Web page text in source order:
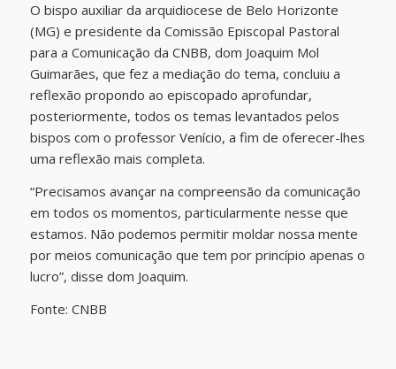
O bispo auxiliar da arquidiocese de Belo Horizonte
(MG) e presidente da Comissão Episcopal Pastoral
para a Comunicação da CNBB, dom Joaquim Mol
Guimarães, que fez a mediação do tema, concluiu a
reflexão propondo ao episcopado aprofundar,
posteriormente, todos os temas levantados pelos
bispos com o professor Venício, a fim de oferecer-lhes
uma reflexão mais completa.
“Precisamos avançar na compreensão da comunicação
em todos os momentos, particularmente nesse que
estamos. Não podemos permitir moldar nossa mente
por meios comunicação que tem por princípio apenas o
lucro”, disse dom Joaquim.
Fonte: CNBB